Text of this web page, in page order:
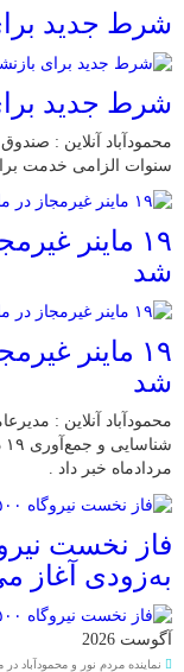
شرط جدید
شرط جدید
محمودآباد آنلاین :
سنوات الزامی خدمت
۱۹ ماینر
شد
۱۹ ماینر
شد
محمودآباد آنلاین :
مردادماه خبر داد .
به‌زودی آغاز
آگوست 2026
نماینده مردم نور و محمودآباد